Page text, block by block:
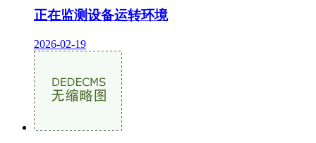
正在监测设备运转环境
2026-02-19